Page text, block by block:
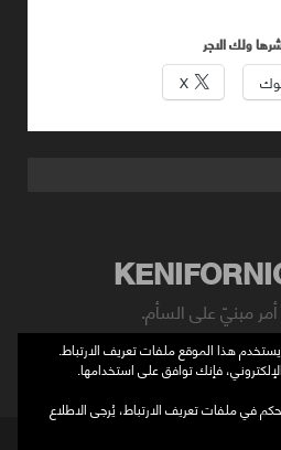
ولك الاجر
X
مبنيّ على السأم.
twitter
هذا الموقع ملفات تعريف الارتباط.
فإنك توافق على استخدامها.
في ملفات تعريف الارتباط، يُرجى الاطلاع